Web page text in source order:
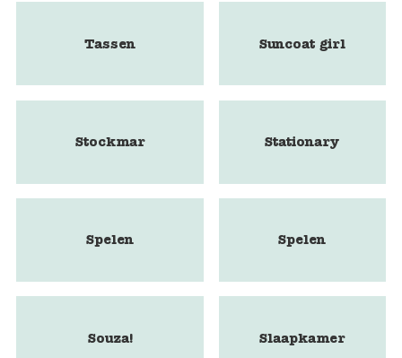
Tassen Suncoat girl
Stockmar Stationary
Spelen Spelen
Souza! Slaapkamer